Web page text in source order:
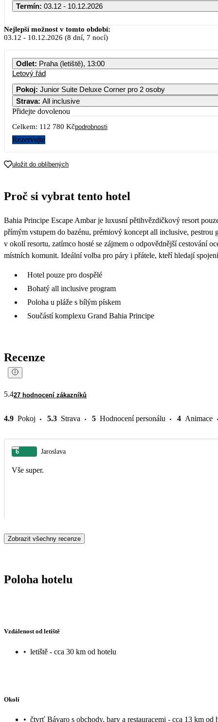
Termín: 03.12 - 10.12.2026
Nejlepší možnost v tomto období:
03.12 - 10.12.2026 (8 dní, 7 nocí)
Odlet: Praha (letiště), 13:00
Letový řád
Pokoj: Junior Suite Deluxe Corner pro 2 osoby
Strava: All inclusive
Přidejte dovolenou
Celkem: 112 780 Kčpodrobnosti
Rezervujte
uložit do oblíbených
Proč si vybrat tento hotel
Bahia Principe Escape Ambar je luxusní pětihvězdičkový resort
přímým vstupem do bazénu, prémiový koncept all inclusive,
v okolí resortu, zatímco hosté se zájmem o odpovědnější cestování
místních komunit. Ideální volba pro páry i přátele, kteří hledají
Hotel pouze pro dospělé
Bohatý all inclusive program
Poloha u pláže s bílým pískem
Součástí komplexu Grand Bahia Principe
Recenze
5.427 hodnocení zákazníků
4.9 Pokoj 5.3 Strava 5 Hodnocení personálu 4 Animace
6 Jaroslava
Vše super.
Zobrazit všechny recenze
Poloha hotelu
Vzdálenost od letiště
• letiště - cca 30 km od hotelu
Okolí
• čtvrť Bávaro s obchody, bary a restauracemi - cca 13 km od